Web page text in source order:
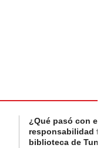
¿Qué pasó con el
responsabilidad
biblioteca de